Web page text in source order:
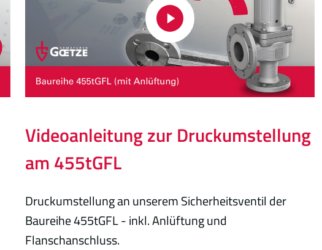
Videoanleitung zur Druckumstellung
am 455tGFL
Druckumstellung an unserem Sicherheitsventil der
Baureihe 455tGFL - inkl. Anlüftung und
Flanschanschluss.